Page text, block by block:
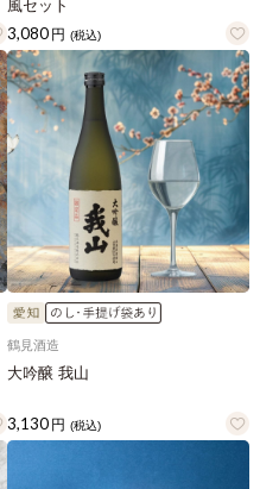
風セット
3,080 円 (税込)
鶴見酒造
大吟醸 我山
3,130 円 (税込)